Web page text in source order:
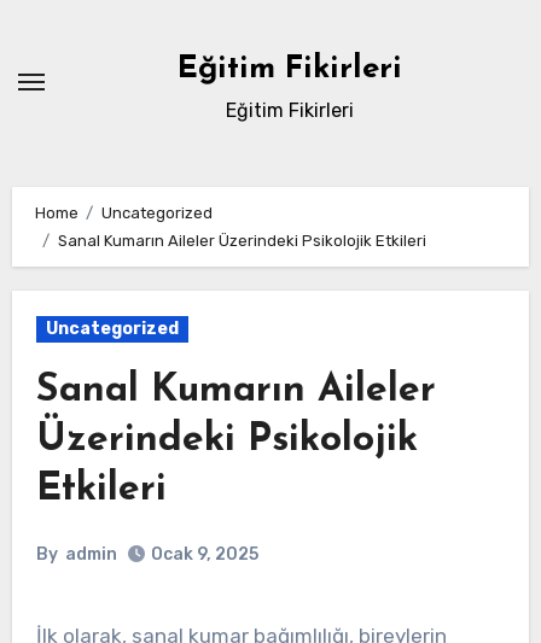
content
Eğitim Fikirleri
Eğitim Fikirleri
Home
Uncategorized
Sanal Kumarın Aileler Üzerindeki Psikolojik Etkileri
Uncategorized
Sanal Kumarın Aileler
Üzerindeki Psikolojik
Etkileri
By admin Ocak 9, 2025
İlk olarak, sanal kumar bağımlılığı, bireylerin